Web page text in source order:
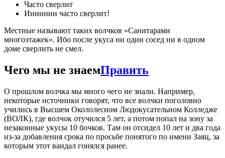
Часто сверлит
Иииииии часто сверлит!
Местные называют таких волчков «Санитарами
многоэтажек». Ибо после укуса ни один сосед ни в одном
доме сверлить не смел.
Чего мы не знаемПравить
О прошлом волчка мы много чего не знали. Например,
некоторые источники говорят, что все волчки поголовно
учились в Высшем Окололесном Людокусательном Колледже
(ВОЛК), где волчок отучился 5 лет, а потом попал на зону за
незаконные укусы 10 бочков. Там он отсидел 10 лет и два года
из-за добавления срока по просьбе понятого по имени Заяц, за
которым этот вандал гонялся ранее.